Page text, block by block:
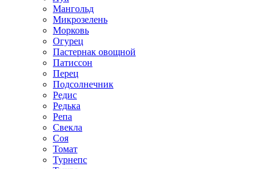
Мангольд
Микрозелень
Морковь
Огурец
Пастернак овощной
Патиссон
Перец
Подсолнечник
Редис
Редька
Репа
Свекла
Соя
Томат
Турнепс